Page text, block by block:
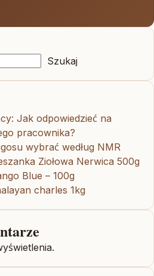
Szukaj
Jak odpowiedzieć na
pracownika?
wybrać według NMR
Ziołowa Nerwica 500g
Blue – 100g
charles 1kg